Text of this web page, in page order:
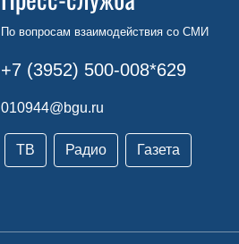
По вопросам взаимодействия со СМИ
+7 (3952) 500-008*629
010944@bgu.ru
ТВ Радио Газета